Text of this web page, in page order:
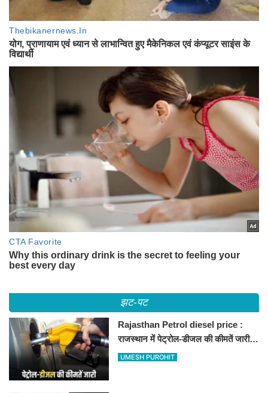
झट-पट
Rajasthan Petrol diesel price :
राजस्थान में पेट्रोल-डीजल की कीमतें जारी,
जानिए बीकानेर समेत पुरे प्रदेश में नए रेट
UMESH PUROHIT